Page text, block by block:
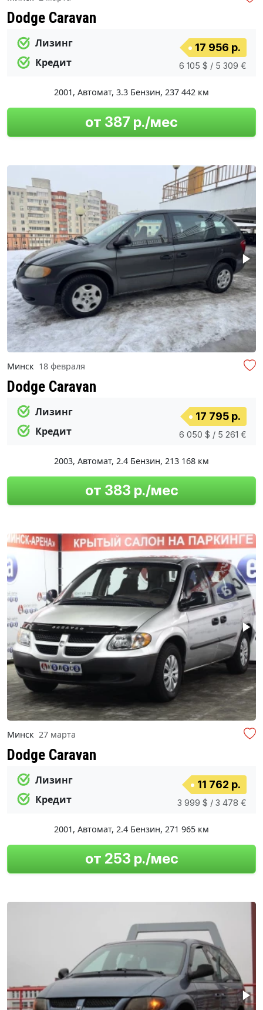
Dodge Caravan
Лизинг
Кредит
17 956 р.
6 105 $ / 5 309 €
2001, Автомат, 3.3 Бензин, 237 442 км
от 387 р./мес
Минск 18 февраля
Dodge Caravan
Лизинг
Кредит
17 795 р.
6 050 $ / 5 261 €
2003, Автомат, 2.4 Бензин, 213 168 км
от 383 р./мес
Минск 27 марта
Dodge Caravan
Лизинг
Кредит
11 762 р.
3 999 $ / 3 478 €
2001, Автомат, 2.4 Бензин, 271 965 км
от 253 р./мес